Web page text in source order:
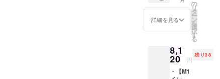
製品化した
リサイズ
バッグは、
く新しい商
品でありな
がら、しっ
ら選
択） 36-
38：
22.5-
23.7cm
24-
25.2cm
40-42：
25.5-
詳細を見る
の
リ
タ
ー
ン
を
選
択
す
る
8,1
20 円
残り38
・【M1